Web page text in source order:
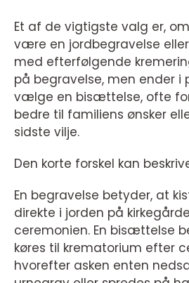
Et af de vigtigste valg er,
være en jordbegravelse
med efterfølgende
på begravelse, men ender i
vælge en bisættelse, ofte
bedre til familiens ønsker
sidste vilje.
Den korte forskel kan
En begravelse betyder, at
direkte i jorden på
ceremonien. En bisættelse
køres til krematorium efter
hvorefter asken enten